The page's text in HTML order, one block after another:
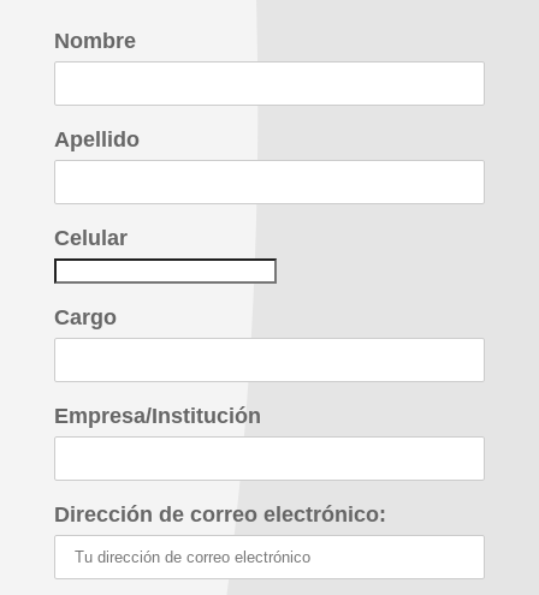
Nombre
Apellido
Celular
Cargo
Empresa/Institución
Dirección de correo electrónico: